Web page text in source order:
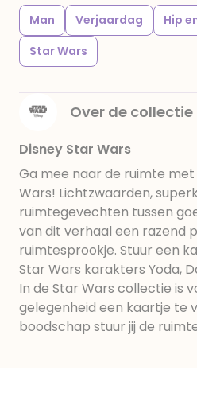
Man Verjaardag Hip
Star Wars
Over de collectie
Disney Star Wars
Ga mee naar de ruimte
Wars! Lichtzwaarden,
ruimtegevechten tussen
van dit verhaal een razend
ruimtesprookje. Stuur een
Star Wars karakters Yoda,
In de Star Wars collectie is
gelegenheid een kaartje te
boodschap stuur jij de